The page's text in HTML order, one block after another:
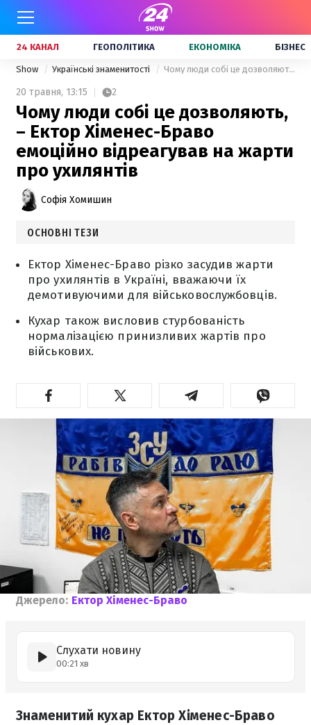
24 КАНАЛ ГЕОПОЛІТИКА ЕКОНОМІКА БІЗНЕС
Show Українські знаменитості Чому люди собі це дозволяють, – Ектор Хіменес-Браво емоційно відреагував на жарти про ухилянтів
20 травня, 13:15 2
Чому люди собі це дозволяють,
– Ектор Хіменес-Браво
емоційно відреагував на жарти
про ухилянтів
Софія Хомишин
ОСНОВНІ ТЕЗИ
Ектор Хіменес-Браво різко засудив жарти
про ухилянтів в Україні, вважаючи їх
демотивуючими для військовослужбовців.
Кухар також висловив стурбованість
нормалізацією принизливих жартів про
військових.
Джерело: Ектор Хіменес-Браво
Слухати новину
00:21 хв
Знаменитий кухар Ектор Хіменес-Браво